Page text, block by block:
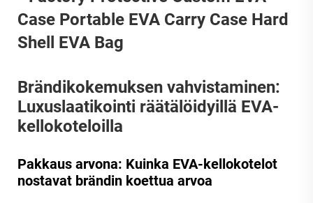
Brändikokemuksen vahvistaminen:
Luxuslaatikointi räätälöidyillä EVA-
kellokoteloilla
Pakkaus arvona: Kuinka EVA-kellokotelot
nostavat brändin koettua arvoa